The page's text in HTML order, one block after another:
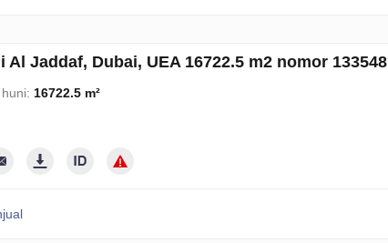
Al Jaddaf, Dubai, UEA 16722.5 m2 nomor 133548
16722.5 m²